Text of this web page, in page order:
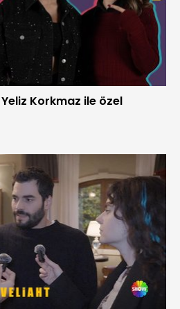
Korkmaz ile özel